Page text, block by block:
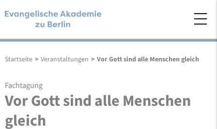
Startseite > Veranstaltungen > Vor Gott sind alle Menschen gleich
Fachtagung
Vor Gott sind alle Menschen
gleich